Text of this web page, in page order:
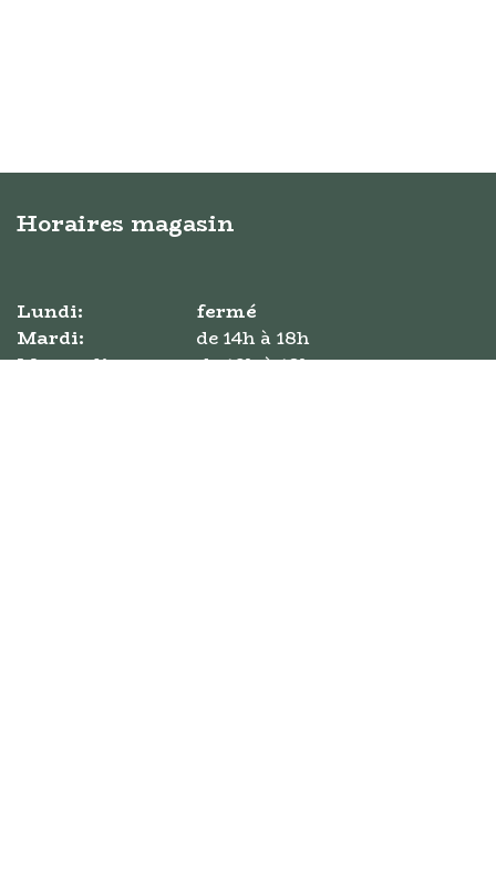
Horaires magasin
Lundi:
fermé
Mardi:
​de ​14h à 18h
Mercredi:
​de 10h à 18h